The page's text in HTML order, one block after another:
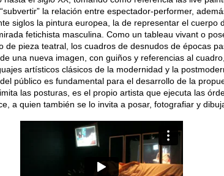
la relación entre espectador-performer,
siglos la pintura europea, la de representar el cuerpo
fetichista masculina. Como un tableau vivant o
de pieza teatral, los cuadros de desnudos de épocas
una nueva imagen, con guiños y referencias al
artísticos clásicos de la modernidad y la
público es fundamental para el desarrollo de la
las posturas, es el propio artista que ejecuta las
a quien también se lo invita a posar, fotografiar y